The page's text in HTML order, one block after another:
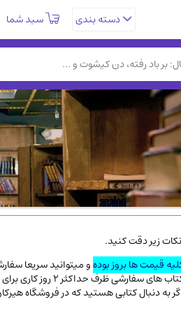
دسته بندی سبد شما
(23)
زیر دقت کنید.
قیمت ها بروز بودهو میتوانید سریعا
های سفارشی ظرف حداکثر 2 روز کاری برای پست پیشتاز، و 3 روز کاری برای پست سفارشی، به دست شما میرسد.
به دنبال کتابی هستید که در فروشگاه